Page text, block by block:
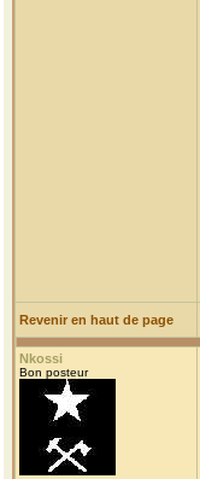
Revenir en haut de page
Nkossi
Bon posteur